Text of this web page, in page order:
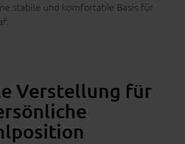
stabile und komfortable Basis für
Verstellung für